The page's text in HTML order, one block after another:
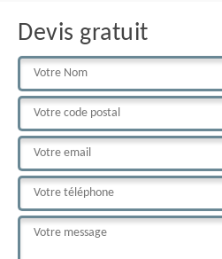
Devis gratuit